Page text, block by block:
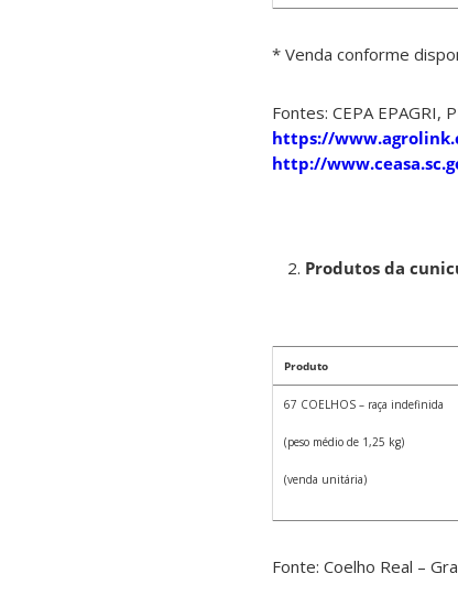
* Venda conforme
Fontes: CEPA EPAGRI,
https://
http://
Produtos da
Produto
67 COELHOS – raça indefinida
(peso médio de 1,25 kg)
(venda unitária)
Fonte: Coelho Real –